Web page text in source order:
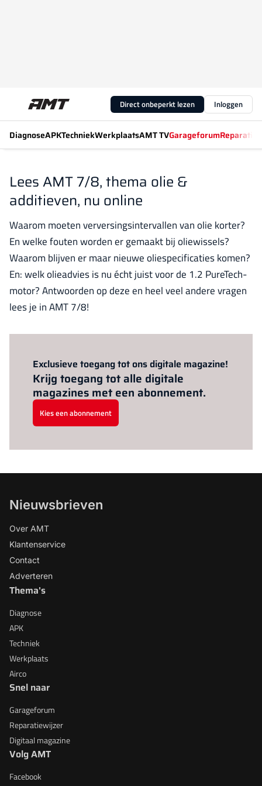
Direct onbeperkt lezen Inloggen
DiagnoseAPKTechniekWerkplaatsAMT TVGarageforum
Lees AMT 7/8, thema olie &
additieven, nu online
Waarom moeten verversingsintervallen van olie korter?
En welke fouten worden er gemaakt bij oliewissels?
Waarom blijven er maar nieuwe oliespecificaties komen?
En: welk olieadvies is nu écht juist voor de 1.2 PureTech-
motor? Antwoorden op deze en heel veel andere vragen
lees je in AMT 7/8!
Exclusieve toegang tot ons digitale magazine!
Krijg toegang tot alle digitale
magazines met een abonnement.
Kies een abonnement
Nieuwsbrieven
Over AMT
Klantenservice
Contact
Adverteren
Thema's
Diagnose
APK
Techniek
Werkplaats
Airco
Snel naar
Garageforum
Reparatiewijzer
Digitaal magazine
Volg AMT
Facebook